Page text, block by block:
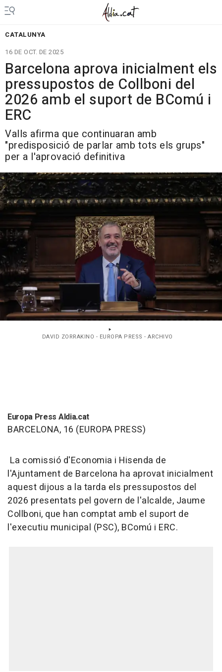
CATALUNYA
16 DE OCT. DE 2025
Barcelona aprova inicialment els
pressupostos de Collboni del
2026 amb el suport de BComú i
ERC
Valls afirma que continuaran amb
"predisposició de parlar amb tots els grups"
per a l'aprovació definitiva
DAVID ZORRAKINO - EUROPA PRESS - ARCHIVO
Europa Press Aldia.cat
BARCELONA, 16 (EUROPA PRESS)
La comissió d'Economia i Hisenda de
l'Ajuntament de Barcelona ha aprovat inicialment
aquest dijous a la tarda els pressupostos del
2026 presentats pel govern de l'alcalde, Jaume
Collboni, que han comptat amb el suport de
l'executiu municipal (PSC), BComú i ERC.